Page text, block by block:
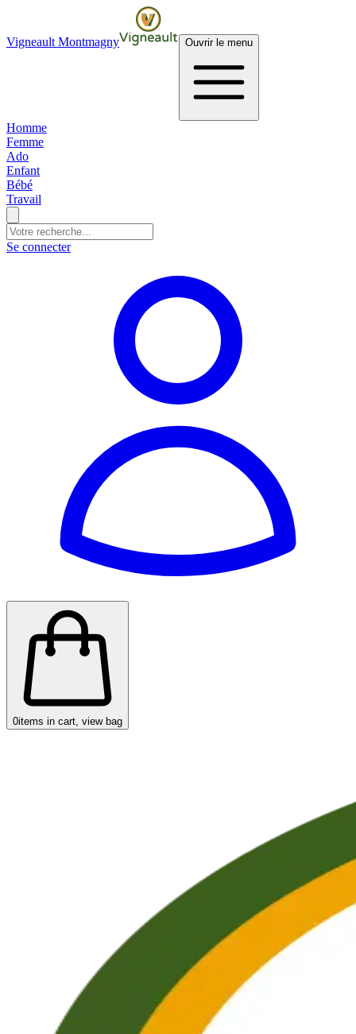
Vigneault Montmagny Ouvrir le menu
Homme
Femme
Ado
Enfant
Bébé
Travail
Se connecter
0items in cart, view bag